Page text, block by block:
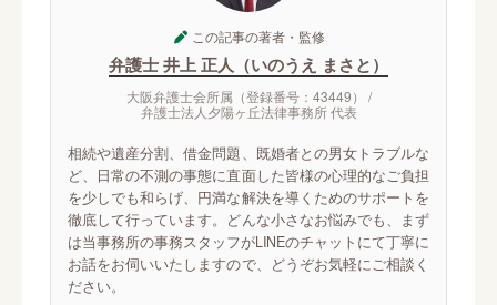
この記事の著者・監修
弁護士 井上 正人（いのうえ まさと）
大阪弁護士会所属（登録番号：43449） /
弁護士法人夕陽ヶ丘法律事務所 代表
相続や遺産分割、借金問題、既婚者との男女トラブルな
ど、日常の不測の事態に直面した皆様の心理的なご負担
を少しでも和らげ、円満な解決を導くためのサポートを
徹底して行っています。どんな小さなお悩みでも、まず
は当事務所の事務スタッフがLINEのチャットにて丁寧に
お話をお伺いいたしますので、どうぞお気軽にご相談く
ださい。